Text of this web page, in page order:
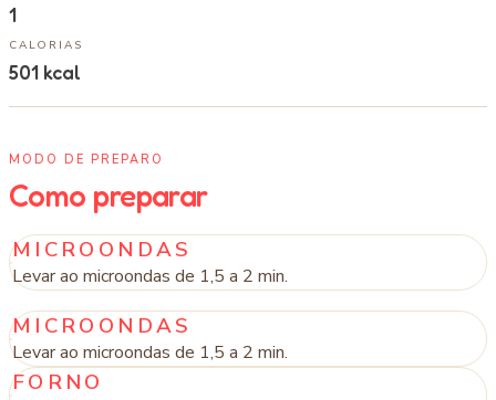
1
CALORIAS
501 kcal
MODO DE PREPARO
Como preparar
MICROONDAS
Levar ao microondas de 1,5 a 2 min.
MICROONDAS
Levar ao microondas de 1,5 a 2 min.
FORNO